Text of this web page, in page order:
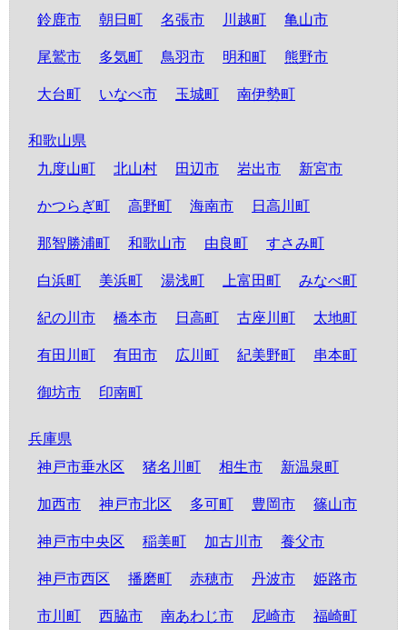
鈴鹿市 朝日町 名張市 川越町 亀山市
尾鷲市 多気町 鳥羽市 明和町 熊野市
大台町 いなべ市 玉城町 南伊勢町
和歌山県
九度山町
北山村 田辺市 岩出市 新宮市
かつらぎ町 高野町 海南市 日高川町
那智勝浦町 和歌山市 由良町 すさみ町
白浜町 美浜町 湯浅町 上富田町 みなべ町
紀の川市 橋本市 日高町 古座川町 太地町
有田川町 有田市 広川町 紀美野町 串本町
御坊市 印南町
兵庫県
神戸市垂水区
猪名川町 相生市 新温泉町
加西市 神戸市北区 多可町 豊岡市 篠山市
神戸市中央区 稲美町 加古川市 養父市
神戸市西区 播磨町 赤穂市 丹波市 姫路市
市川町 西脇市 南あわじ市 尼崎市 福崎町